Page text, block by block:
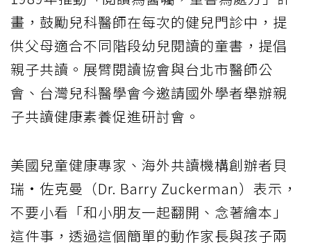
畫，鼓勵兒科醫師在每次的健兒門診中，提
供父母適合不同階段幼兒閱讀的童書，提倡
親子共讀。展臂閱讀協會與台北市醫師公
會、台灣兒科醫學會今邀請國外學者舉辦親
子共讀健康素養促進研討會。
美國兒童健康專家、海外共讀機構創辦者貝
瑞·佐克曼（Dr. Barry Zuckerman）表示，
不要小看「和小朋友一起翻開、念著繪本」
這件事，透過這個簡單的動作家長與孩子兩